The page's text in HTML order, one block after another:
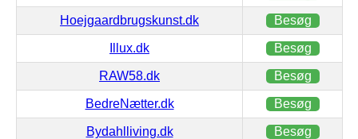
Hoejgaardbrugskunst.dk Besøg
Illux.dk Besøg
RAW58.dk Besøg
BedreNætter.dk Besøg
Bydahlliving.dk Besøg